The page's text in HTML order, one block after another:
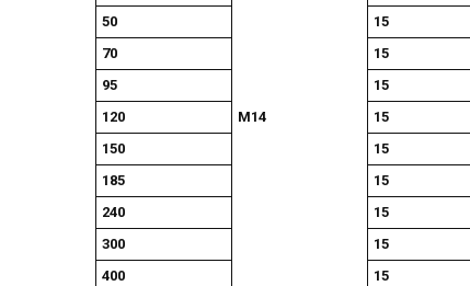
М14
50
15
70
15
95
15
120
15
150
15
185
15
240
15
300
15
400
15